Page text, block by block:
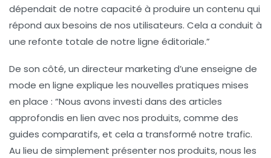
dépendait de notre capacité à produire un contenu qui
répond aux besoins de nos utilisateurs. Cela a conduit à
une refonte totale de notre ligne éditoriale.”
De son côté, un directeur marketing d’une enseigne de
mode en ligne explique les nouvelles pratiques mises
en place : “Nous avons investi dans des articles
approfondis en lien avec nos produits, comme des
guides comparatifs, et cela a transformé notre trafic.
Au lieu de simplement présenter nos produits, nous les